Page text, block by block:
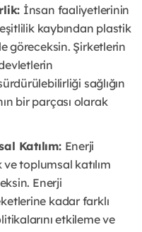
İnsan faaliyetlerinin
kaybından plastik
göreceksin. Şirketlerin
sağlığın
bir parçası olarak
Katılım: Enerji
toplumsal katılım
Enerji
kadar farklı
etkileme ve